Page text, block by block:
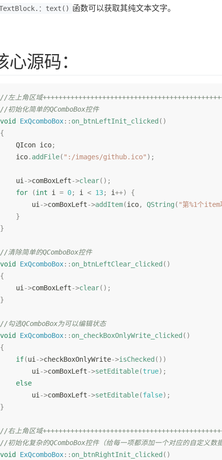
：text() 函数可以获取其纯文本文字。
心源码：
//左上角区域
//初始化简单的QComboBox控件
void
ExQcomboBox:: on_btnLeftInit_clicked ( )
{
    QIcon ico
;
    ico
. addFile( ":/images/github.ico" ) ;
    ui
->comBoxLeft->clear( ) ;
for
(int i = 0; i < 13; i++)
{
        ui
->comBoxLeft->addItem(ico, QString ( "第%1个
}
}
//清除简单的QComboBox控件
void
ExQcomboBox:: on_btnLeftClear_clicked ( )
{
    ui
->comBoxLeft->clear( ) ;
}
//勾选QComboBox为可以编辑状态
void
ExQcomboBox:: on_checkBoxOnlyWrite_clicked ( )
{
if(ui ->checkBoxOnlyWrite->isChecked ( ) )
        ui
->comBoxLeft->setEditable(true) ;
else
        ui
->comBoxLeft->setEditable(false) ;
}
//右上角区域
//初始化复杂的QComboBox控件（给每一项都添加一个对应的自定义
void
ExQcomboBox:: on_btnRightInit_clicked ( )